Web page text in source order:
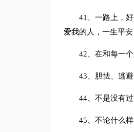
41、一路上，
爱我的人，一生平安
42、在和每一
43、胆怯、逃
44、不是没有
45、不论什么